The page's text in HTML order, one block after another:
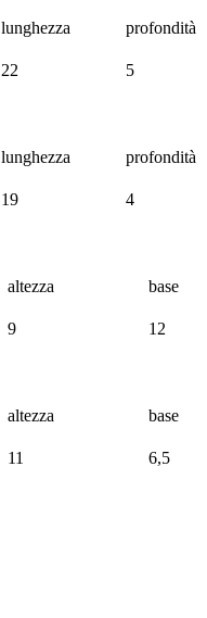
lunghezza profondità
22 5
lunghezza profondità
19 4
altezza base
9 12
altezza base
11 6,5